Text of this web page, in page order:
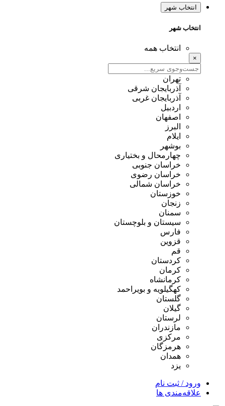
انتخاب شهر
انتخاب شهر
انتخاب همه
×
تهران
آذربایجان شرقی
آذربایجان غربی
اردبیل
اصفهان
البرز
ایلام
بوشهر
چهارمحال و بختیاری
خراسان جنوبی
خراسان رضوی
خراسان شمالی
خوزستان
زنجان
سمنان
سیستان و بلوچستان
فارس
قزوین
قم
کردستان
کرمان
کرمانشاه
کهگیلویه و بویراحمد
گلستان
گیلان
لرستان
مازندران
مرکزی
هرمزگان
همدان
یزد
ورود / ثبت نام
علاقه‌مندی ها